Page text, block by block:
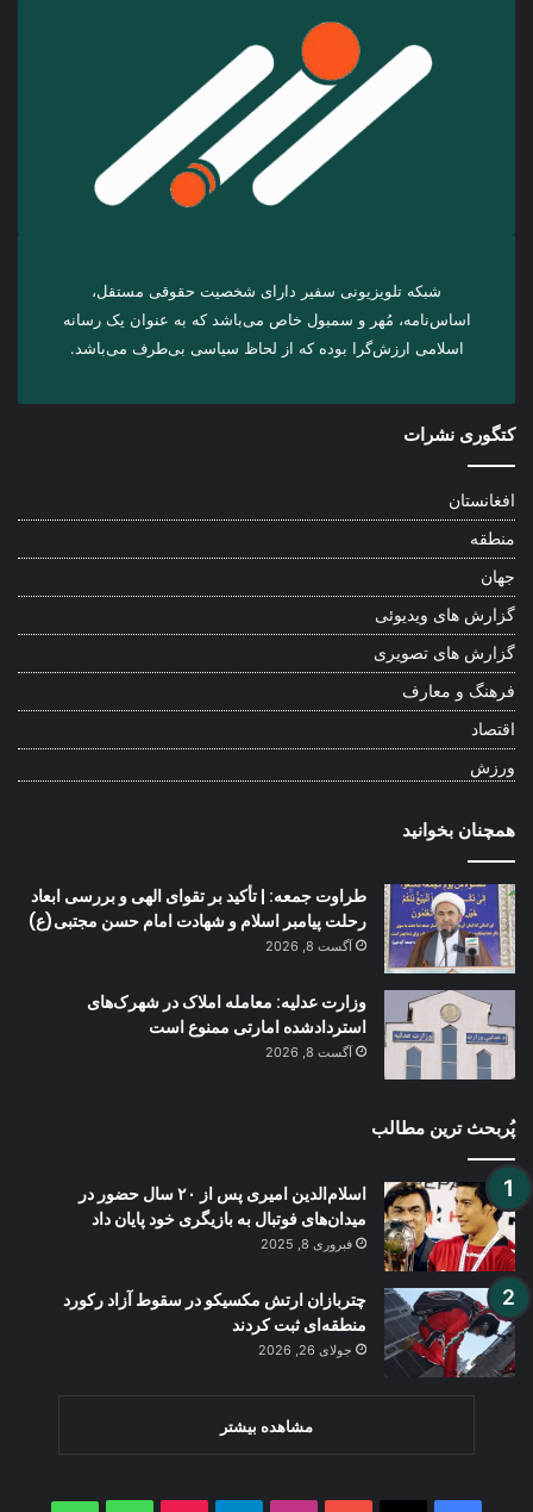
شبکه تلویزیونی سفیر دارای شخصیت حقوقی مستقل،
اساس‌نامه، مُهر و سمبول خاص می‌باشد که به عنوان یک رسانه
اسلامی ارزش‌گرا بوده که از لحاظ سیاسی بی‌طرف می‌باشد.
کتگوری نشرات
افغانستان
منطقه
جهان
گزارش های ویدیوئی
گزارش های تصویری
فرهنگ و معارف
اقتصاد
ورزش
همچنان بخوانید
طراوت جمعه: | تأکید بر تقوای الهی و بررسی ابعاد
رحلت پیامبر اسلام و شهادت امام حسن مجتبی(ع)
آگست 8, 2026
وزارت عدلیه: معامله املاک در شهرک‌های
استردادشده امارتی ممنوع است
آگست 8, 2026
پُربحث ترین مطالب
اسلام‌الدین امیری پس از ۲۰ سال حضور در
میدان‌های فوتبال به بازیگری خود پایان داد
فبروری 8, 2025
چتربازان ارتش مکسیکو در سقوط آزاد رکورد
منطقه‌ای ثبت کردند
جولای 26, 2026
مشاهده بیشتر